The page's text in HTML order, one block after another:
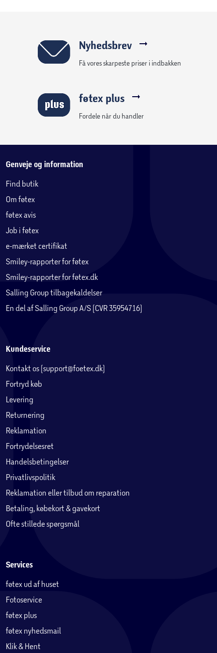
Nyhedsbrev
Få vores skarpeste priser i indbakken
føtex plus
Fordele når du handler
Genveje og information
Find butik
Om føtex
føtex avis
Job i føtex
e-mærket certifikat
Smiley-rapporter for føtex
Smiley-rapporter for føtex.dk
Salling Group tilbagekaldelser
En del af Salling Group A/S (CVR 35954716)
Kundeservice
Kontakt os (support@foetex.dk)
Fortryd køb
Levering
Returnering
Reklamation
Fortrydelsesret
Handelsbetingelser
Privatlivspolitik
Reklamation eller tilbud om reparation
Betaling, købekort & gavekort
Ofte stillede spørgsmål
Services
føtex ud af huset
Fotoservice
føtex plus
føtex nyhedsmail
Klik & Hent